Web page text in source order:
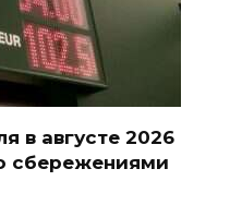
в августе 2026
сбережениями